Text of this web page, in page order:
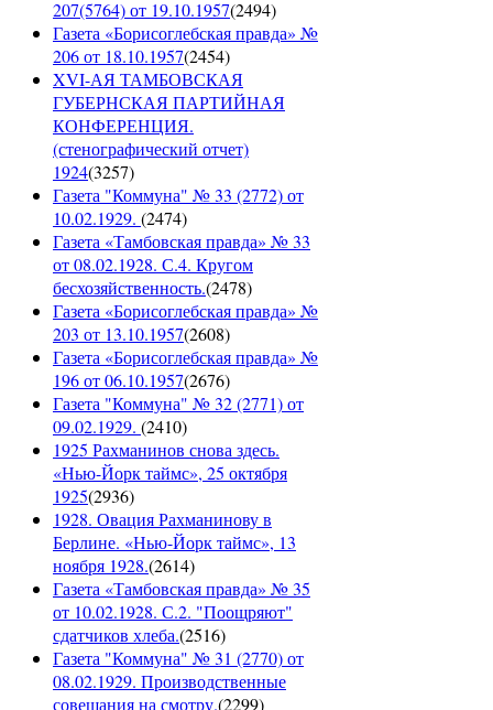
207(5764) от 19.10.1957(2494)
Газета «Борисоглебская правда» №
206 от 18.10.1957(2454)
XVI-АЯ ТАМБОВСКАЯ
ГУБЕРНСКАЯ ПАРТИЙНАЯ
КОНФЕРЕНЦИЯ.
(стенографический отчет)
1924(3257)
Газета "Коммуна" № 33 (2772) от
10.02.1929. (2474)
Газета «Тамбовская правда» № 33
от 08.02.1928. С.4. Кругом
бесхозяйственность.(2478)
Газета «Борисоглебская правда» №
203 от 13.10.1957(2608)
Газета «Борисоглебская правда» №
196 от 06.10.1957(2676)
Газета "Коммуна" № 32 (2771) от
09.02.1929. (2410)
1925 Рахманинов снова здесь.
«Нью-Йорк таймс», 25 октября
1925(2936)
1928. Овация Рахманинову в
Берлине. «Нью-Йорк таймс», 13
ноября 1928.(2614)
Газета «Тамбовская правда» № 35
от 10.02.1928. С.2. "Поощряют"
сдатчиков хлеба.(2516)
Газета "Коммуна" № 31 (2770) от
08.02.1929. Производственные
совещания на смотру.(2299)